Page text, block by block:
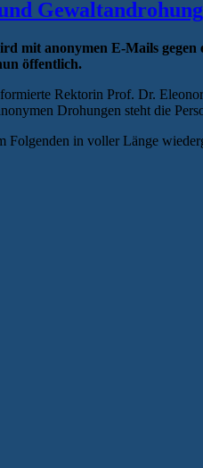
mit anonymen E-Mails
öffentlich.
Rektorin Prof. Dr.
Drohungen steht die
in voller Länge